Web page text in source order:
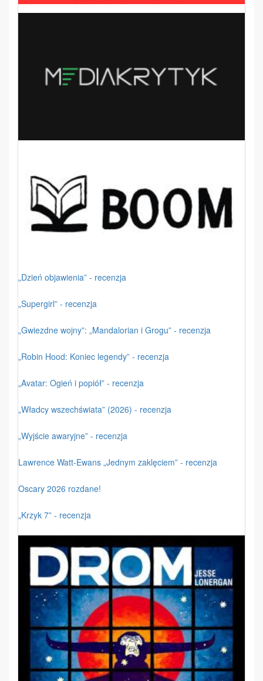
„Dzień objawienia” - recenzja
„Supergirl” - recenzja
„Gwiezdne wojny”: „Mandalorian i Grogu” - recenzja
„Robin Hood: Koniec legendy” - recenzja
„Avatar: Ogień i popiół” - recenzja
„Władcy wszechświata” (2026) - recenzja
„Wyjście awaryjne” - recenzja
Lawrence Watt-Ewans „Jednym zaklęciem” - recenzja
Oscary 2026 rozdane!
„Krzyk 7” - recenzja